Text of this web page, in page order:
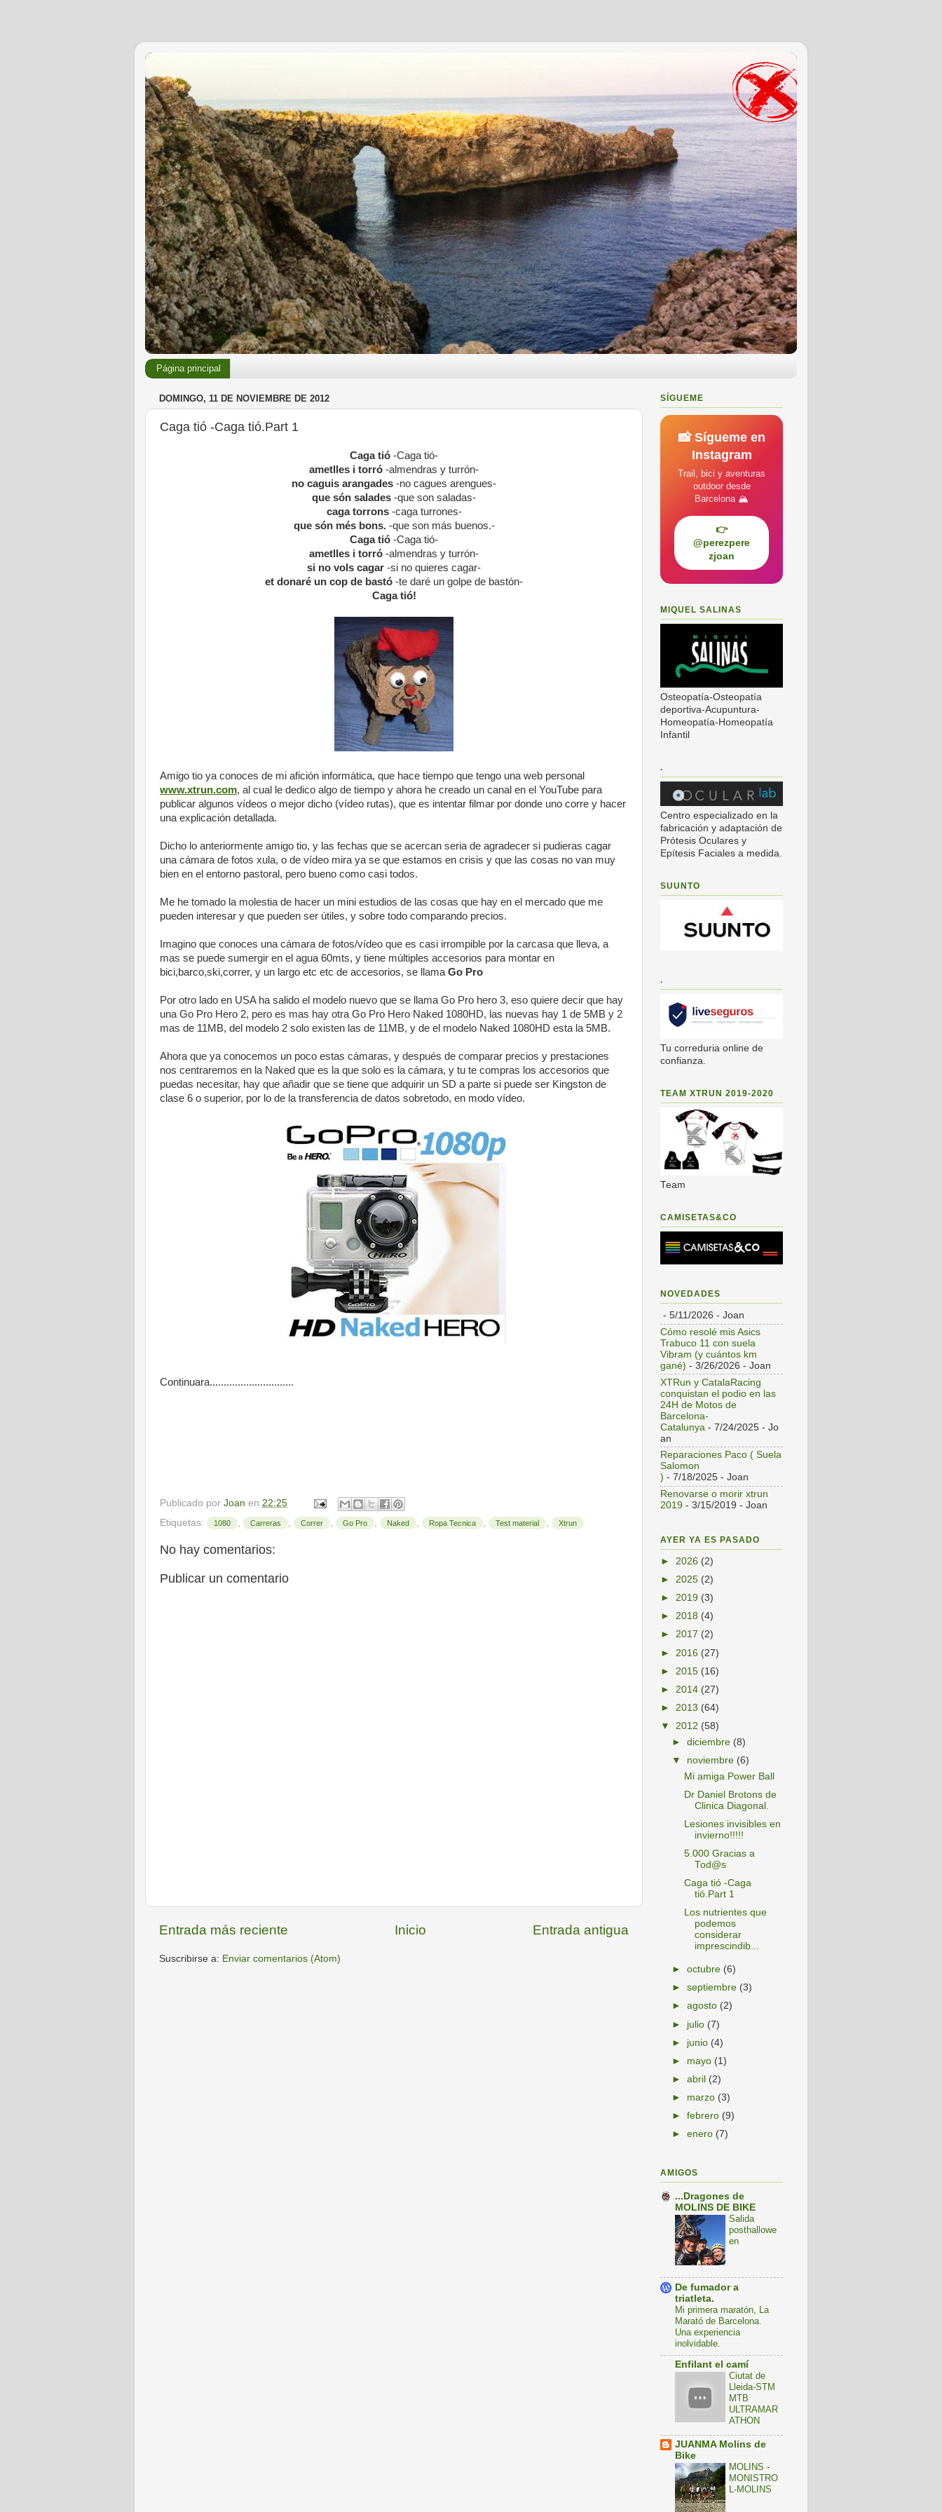
Página principal
DOMINGO, 11 DE NOVIEMBRE DE 2012
Caga tió -Caga tió.Part 1
Caga tió -Caga tió-
ametlles i torró -almendras y turrón-
no caguis arangades -no cagues arengues-
que són salades -que son saladas-
caga torrons -caga turrones-
que són més bons.-que son más buenos.-
Caga tió -Caga tió-
ametlles i torró -almendras y turrón-
si no vols cagar -si no quieres cagar-
et donaré un cop de bastó -te daré un golpe de bastón-
Caga tió!
Amigo tio ya conoces de mi afición informática, que hace tiempo que tengo una web personal
www.xtrun.com, al cual le dedico algo de tiempo y ahora he creado un canal en el YouTube para
publicar algunos vídeos o mejor dicho (vídeo rutas), que es intentar filmar por donde uno corre y hacer
una explicación detallada.
Dicho lo anteriormente amigo tio, y las fechas que se acercan seria de agradecer si pudieras cagar
una cámara de fotos xula, o de vídeo mira ya se que estamos en crisis y que las cosas no van muy
bien en el entorno pastoral, pero bueno como casi todos.
Me he tomado la molestia de hacer un mini estudios de las cosas que hay en el mercado que me
pueden interesar y que pueden ser útiles, y sobre todo comparando precios.
Imagino que conoces una cámara de fotos/vídeo que es casi irrompible por la carcasa que lleva, a
mas se puede sumergir en el agua 60mts, y tiene múltiples accesorios para montar en
bici,barco,ski,correr, y un largo etc etc de accesorios, se llama Go Pro
Por otro lado en USA ha salido el modelo nuevo que se llama Go Pro hero 3, eso quiere decir que hay
una Go Pro Hero 2, pero es mas hay otra Go Pro Hero Naked 1080HD, las nuevas hay 1 de 5MB y 2
mas de 11MB, del modelo 2 solo existen las de 11MB, y de el modelo Naked 1080HD esta la 5MB.
Ahora que ya conocemos un poco estas cámaras, y después de comparar precios y prestaciones
nos centraremos en la Naked que es la que solo es la cámara, y tu te compras los accesorios que
puedas necesitar, hay que añadir que se tiene que adquirir un SD a parte si puede ser Kingston de
clase 6 o superior, por lo de la transferencia de datos sobretodo, en modo vídeo.
Continuara..............................
Publicado por Joan en 22:25
Etiquetas:
1080 Carreras Correr Go Pro Naked Ropa Tecnica Test material Xtrun
No hay comentarios:
Publicar un comentario
Entrada más reciente Entrada antigua
Inicio
Suscribirse a: Enviar comentarios (Atom)
SÍGUEME
📸 Sígueme en
Instagram
Trail, bici y aventuras
outdoor desde
Barcelona 🏔️
👉
@perezpere
zjoan
MIQUEL SALINAS
Osteopatía-Osteopatía
deportiva-Acupuntura-
Homeopatía-Homeopatía
Infantil
.
Centro especializado en la
fabricación y adaptación de
Prótesis Oculares y
Epítesis Faciales a medida.
SUUNTO
.
Tu correduria online de
confianza.
TEAM XTRUN 2019-2020
Team
CAMISETAS&CO
NOVEDADES
- 5/11/2026 - Joan
Cómo resolé mis Asics
Trabuco 11 con suela
Vibram (y cuántos km
gané) - 3/26/2026 - Joan
XTRun y CatalaRacing
conquistan el podio en las
24H de Motos de
Barcelona-
Catalunya - 7/24/2025 - Jo
an
Reparaciones Paco ( Suela
Salomon
) - 7/18/2025 - Joan
Renovarse o morir xtrun
2019 - 3/15/2019 - Joan
AYER YA ES PASADO
► 2026 (2)
► 2025 (2)
► 2019 (3)
► 2018 (4)
► 2017 (2)
► 2016 (27)
► 2015 (16)
► 2014 (27)
► 2013 (64)
▼ 2012 (58)
►diciembre (8)
▼ noviembre (6)
Mi amiga Power Ball
Dr Daniel Brotons de
Clinica Diagonal.
Lesiones invisibles en
invierno!!!!!
5.000 Gracias a
Tod@s
Caga tió -Caga
tió.Part 1
Los nutrientes que
podemos
considerar
imprescindib...
►octubre (6)
►septiembre (3)
►agosto (2)
► julio (7)
► junio (4)
► mayo (1)
►abril (2)
► marzo (3)
►febrero (9)
►enero (7)
AMIGOS
...Dragones de
MOLINS DE BIKE
Salida
posthallowe
en
De fumador a
triatleta.
Mi primera maratón, La
Marató de Barcelona.
Una experiencia
inolvidable.
Enfilant el camí
Ciutat de
Lleida-STM
MTB
ULTRAMAR
ATHON
JUANMA Molins de
Bike
MOLINS -
MONISTRO
L-MOLINS